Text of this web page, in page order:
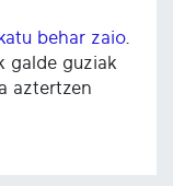
behar zaio.
galde guziak
aztertzen